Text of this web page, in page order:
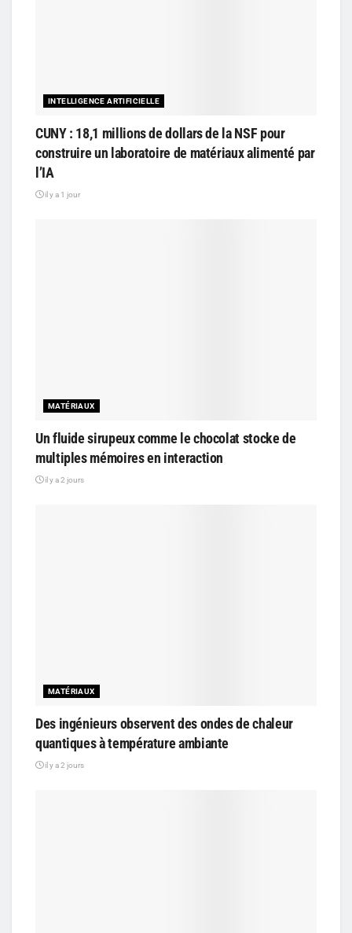
INTELLIGENCE ARTIFICIELLE
CUNY : 18,1 millions de dollars de la NSF pour
construire un laboratoire de matériaux alimenté par
l’IA
il y a 1 jour
MATÉRIAUX
Un fluide sirupeux comme le chocolat stocke de
multiples mémoires en interaction
il y a 2 jours
MATÉRIAUX
Des ingénieurs observent des ondes de chaleur
quantiques à température ambiante
il y a 2 jours